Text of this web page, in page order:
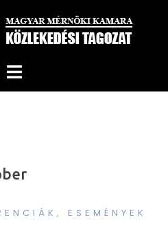
ESEMÉNYEK